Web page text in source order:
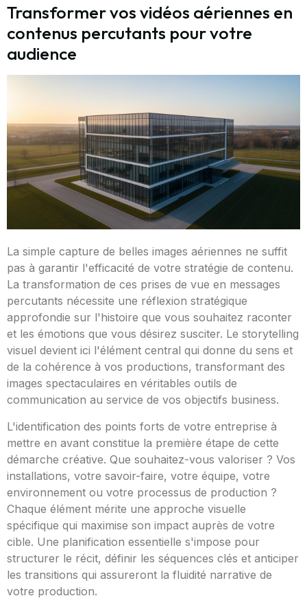
Transformer vos vidéos aériennes en
contenus percutants pour votre
audience
La simple capture de belles images aériennes ne suffit
pas à garantir l'efficacité de votre stratégie de contenu.
La transformation de ces prises de vue en messages
percutants nécessite une réflexion stratégique
approfondie sur l'histoire que vous souhaitez raconter
et les émotions que vous désirez susciter. Le storytelling
visuel devient ici l'élément central qui donne du sens et
de la cohérence à vos productions, transformant des
images spectaculaires en véritables outils de
communication au service de vos objectifs business.
L'identification des points forts de votre entreprise à
mettre en avant constitue la première étape de cette
démarche créative. Que souhaitez-vous valoriser ? Vos
installations, votre savoir-faire, votre équipe, votre
environnement ou votre processus de production ?
Chaque élément mérite une approche visuelle
spécifique qui maximise son impact auprès de votre
cible. Une planification essentielle s'impose pour
structurer le récit, définir les séquences clés et anticiper
les transitions qui assureront la fluidité narrative de
votre production.